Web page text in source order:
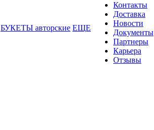
БУКЕТЫ авторские ЕЩЕ
Контакты
Доставка
Новости
Документы
Партнеры
Карьера
Отзывы